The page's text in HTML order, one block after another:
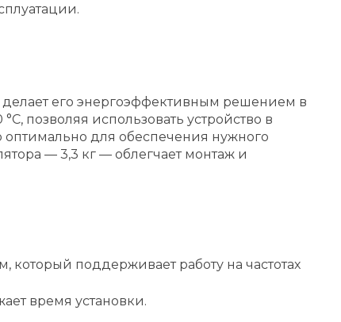
делает его энергоэффективным решением в
позволяя использовать устройство в
оптимально для обеспечения нужного
— 3,3 кг — облегчает монтаж и
который поддерживает работу на частотах
время установки.